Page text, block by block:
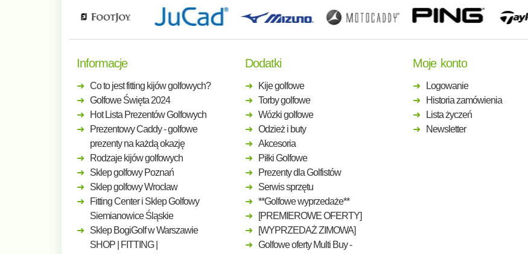
Informacje
Co to jest fitting kijów golfowych?
Golfowe Święta 2024
Hot Lista Prezentów Golfowych
Prezentowy Caddy - golfowe
prezenty na każdą okazję
Rodzaje kijów golfowych
Sklep golfowy Poznań
Sklep golfowy Wrocław
Fitting Center i Sklep Golfowy
Siemianowice Śląskie
Sklep BogiGolf w Warszawie
SHOP | FITTING |
Dodatki
Kije golfowe
Torby golfowe
Wózki golfowe
Odzież i buty
Akcesoria
Piłki Golfowe
Prezenty dla Golfistów
Serwis sprzętu
**Golfowe wyprzedaże**
[PREMIEROWE OFERTY]
[WYPRZEDAŻ ZIMOWA]
Golfowe oferty Multi Buy -
Moje konto
Logowanie
Historia zamówienia
Lista życzeń
Newsletter